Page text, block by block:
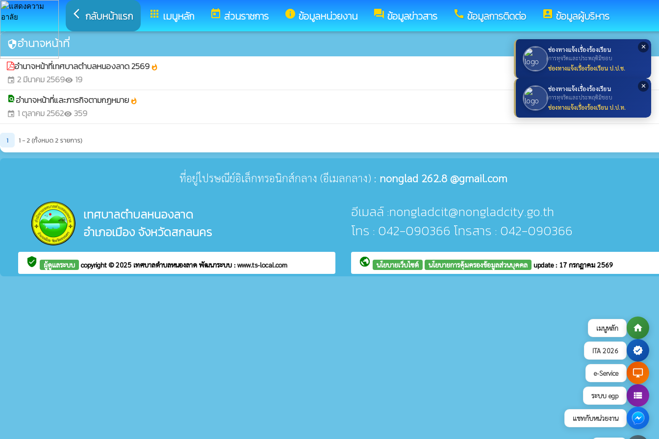
เมนูหลัก home
ITA 2026 verified
e-Service desktop_windows
ระบบ egp view_list
แชทกับหน่วยงาน
✕
ช่องทางแจ้งเรื่องร้องเรียน
การทุจริตและประพฤติมิชอบ
ช่องทางแจ้งเรื่องร้องเรียน ป.ป.ช.
✕
ช่องทางแจ้งเรื่องร้องเรียน
การทุจริตและประพฤติมิชอบ
ช่องทางแจ้งเรื่องร้องเรียน ป.ป.ท.
arrow_back_ios กลับหน้าแรก apps เมนูหลัก today ส่วนราชการ info ข้อมูลหน่วยงาน forum ข้อมูลข่าวสาร call ข้อมูลการติดต่อ account_box ข้อมูลผู้บริหาร
securityอำนาจหน้าที่
อำนาจหน้าที่เทศบาลตำบลหนองลาด 2569 whatshot
event 2 มีนาคม 2569visibility 19
find_in_page อำนาจหน้าที่และภารกิจตามกฏหมาย whatshot
event 1 ตุลาคม 2562visibility 359
1 1 - 2 (ทั้งหมด 2 รายการ)
ที่อยู่ไปรษณีย์อิเล็กทรอนิกส์กลาง (อีเมลกลาง) : nonglad 262.8 @gmail.com
เทศบาลตำบลหนองลาด
อำเภอเมือง จังหวัดสกลนคร
อีเมลล์ :nongladcit@nongladcity.go.th
โทร : 042-090366 โทรสาร : 042-090366
verified_user ผู้ดูแลระบบ copyright © 2025 เทศบาลตำบลหนองลาด พัฒนาระบบ : www.ts-local.com public นโยบายเว็บไซต์ นโยบายการคุ้มครองข้อมูลส่วนบุคคล update : 17 กรกฎาคม 2569